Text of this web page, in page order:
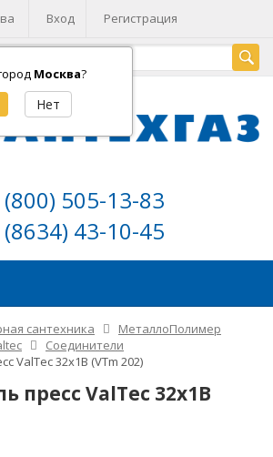
Москва?
Вход Регистрация
(800) 505-13-83
(8634) 43-10-45
сантехника
МеталлоПолимер
Соединители
ValTec 32х1В (VTm 202)
пресс ValTec 32х1В